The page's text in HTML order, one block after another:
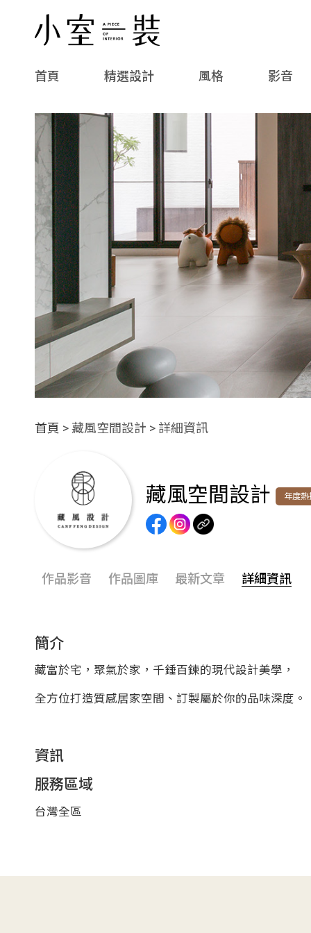
首頁 精選設計 風格 影音
首頁 > 藏風空間設計 > 詳細資訊
藏風空間設計 年度熱
作品影音 作品圖庫 最新文章 詳細資訊
簡介
藏富於宅，聚氣於家，千錘百鍊的現代設計美學，
全方位打造質感居家空間、訂製屬於你的品味深度。
資訊
服務區域
台灣全區